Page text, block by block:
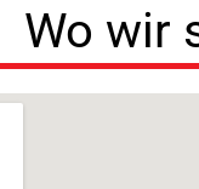
Wo wir